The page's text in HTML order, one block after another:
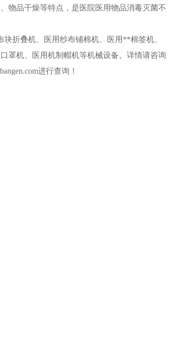
物品干燥等特点，是医院医用物品消毒灭菌不
块折叠机、医用纱布铺棉机、医用**棉签机、
罩机、医用机制帽机等机械设备。详情请咨询
进行查询！